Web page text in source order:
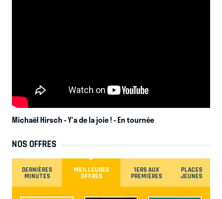
Michaël Hirsch - Y'a de la joie !- En tournée
NOS OFFRES
DERNIÈRES
MINUTES
MEILLEURES
OFFRES
1ERS AUX
PREMIÈRES
PLACES
JEUNES